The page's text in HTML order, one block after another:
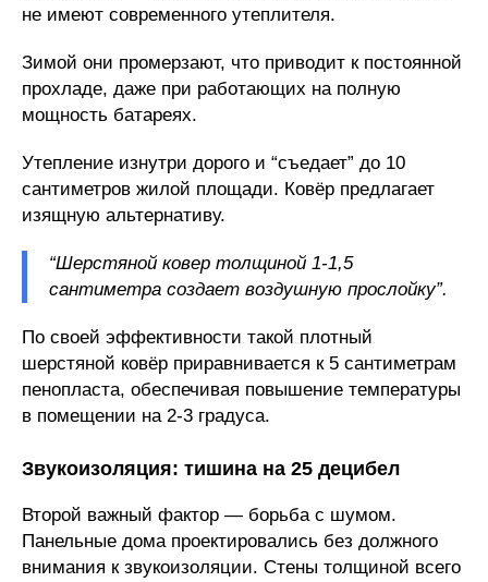
не имеют современного утеплителя.
Зимой они промерзают, что приводит к постоянной
прохладе, даже при работающих на полную
мощность батареях.
Утепление изнутри дорого и “съедает” до 10
сантиметров жилой площади. Ковёр предлагает
изящную альтернативу.
“Шерстяной ковер толщиной 1-1,5
сантиметра создает воздушную прослойку”.
По своей эффективности такой плотный
шерстяной ковёр приравнивается к 5 сантиметрам
пенопласта, обеспечивая повышение температуры
в помещении на 2-3 градуса.
Звукоизоляция: тишина на 25 децибел
Второй важный фактор — борьба с шумом.
Панельные дома проектировались без должного
внимания к звукоизоляции. Стены толщиной всего